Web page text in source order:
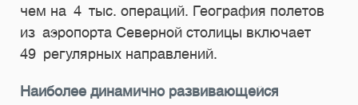
чем на 4 тыс. операций. География полетов
из аэропорта Северной столицы включает
49 регулярных направлений.
Наиболее динамично развивающейся